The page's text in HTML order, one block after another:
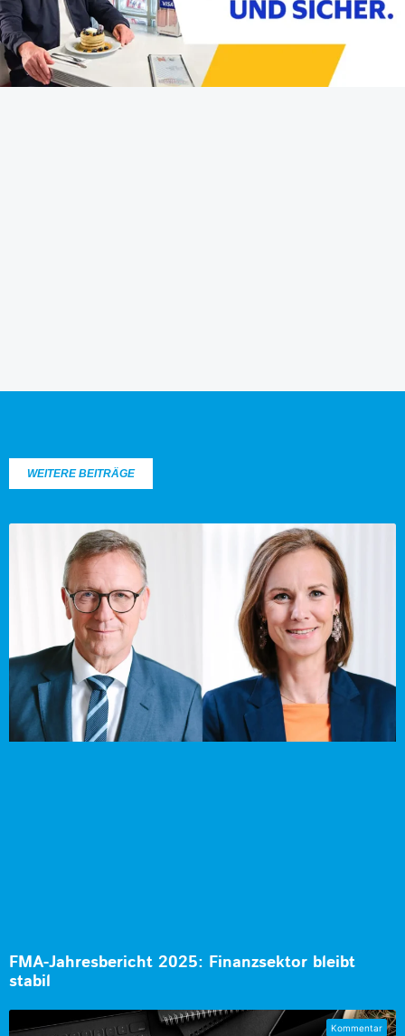
WEITERE BEITRÄGE
FMA-Jahresbericht 2025: Finanzsektor bleibt
stabil